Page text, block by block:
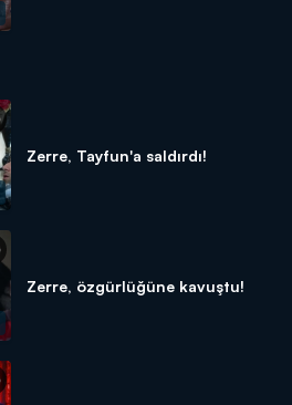
Zerre, Tayfun'a saldırdı!
Zerre, özgürlüğüne kavuştu!